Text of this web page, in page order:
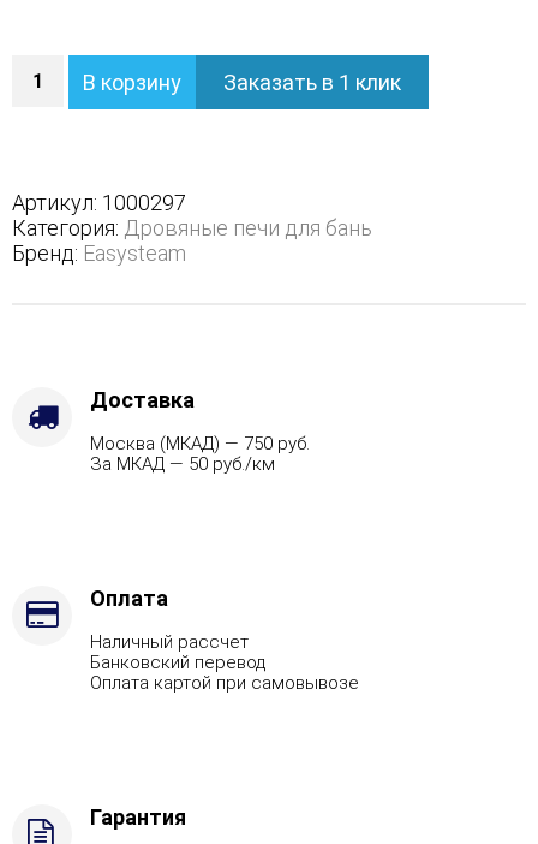
Печь
Анапа
полноценном
кожухе
с
открытым
Защ.
Варианты
стали
Комплектация
В корзину Заказать в 1 клик
Артикул: 1000297
Категория: Дровяные печи для бань
Бренд: Easysteam
Доставка
Москва (МКАД) — 750 руб.
За МКАД — 50 руб./км
Оплата
Наличный рассчет
Банковский перевод
Оплата картой при самовывозе
Гарантия